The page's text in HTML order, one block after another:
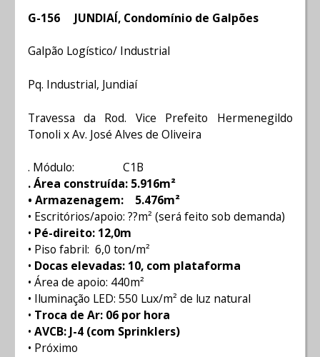
G-156 JUNDIAÍ, Condomínio de Galpões
Galpão Logístico/ Industrial
Pq. Industrial, Jundiaí
Travessa da Rod. Vice Prefeito Hermenegildo
Tonoli x Av. José Alves de Oliveira
. Módulo: C1B
. Área construída: 5.916m²
• Armazenagem: 5.476m²
• Escritórios/apoio: ??m² (será feito sob demanda)
• Pé-direito: 12,0m
• Piso fabril: 6,0 ton/m²
• Docas elevadas: 10, com plataforma
• Área de apoio: 440m²
• Iluminação LED: 550 Lux/m² de luz natural
• Troca de Ar: 06 por hora
• AVCB: J-4 (com Sprinklers)
• Próximo